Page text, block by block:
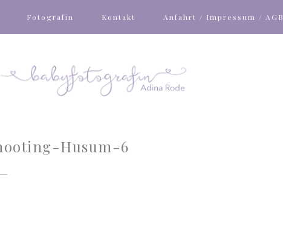
Fotografin Kontakt Anfahrt / Impressum / AGB
Husum-6